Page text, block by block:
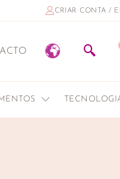
CRIAR CONTA /